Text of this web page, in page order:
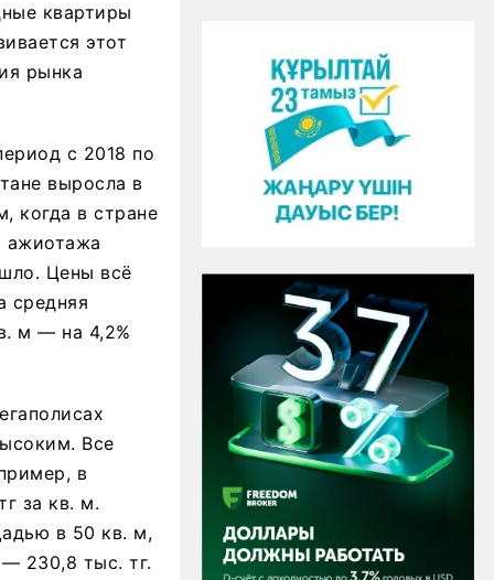
квартиры
этот
рынка
с 2018 по
выросла в
когда в стране
ажиотажа
Цены всё
средняя
м — на 4,2%
Все
в
за кв. м.
в 50 кв. м,
— 230,8 тыс. тг.